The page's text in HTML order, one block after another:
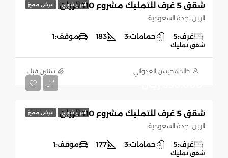
افراغ فوري عرض مميز شقق 5 غرف للتمليك مشروع 110 الريان
الريان، جدة السعودية
غرف:5 حمامات:3
183 موقف:1
شقق تمليك
خالد محيسن العدواني ‏سنتين قبل
افراغ فوري عرض مميز شقق 5 غرف للتمليك مشروع 110 الريان
الريان، جدة السعودية
غرف:5 حمامات:3
177 موقف:1
شقق تمليك